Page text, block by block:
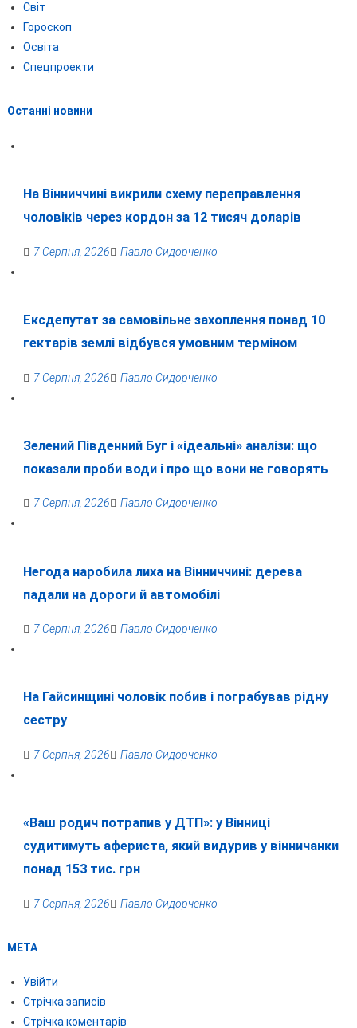
Світ
Гороскоп
Освіта
Спецпроекти
Останні новини
На Вінниччині викрили схему переправлення
чоловіків через кордон за 12 тисяч доларів
7 Серпня, 2026 Павло Сидорченко
Ексдепутат за самовільне захоплення понад 10
гектарів землі відбувся умовним терміном
7 Серпня, 2026 Павло Сидорченко
Зелений Південний Буг і «ідеальні» аналізи: що
показали проби води і про що вони не говорять
7 Серпня, 2026 Павло Сидорченко
Негода наробила лиха на Вінниччині: дерева
падали на дороги й автомобілі
7 Серпня, 2026 Павло Сидорченко
На Гайсинщині чоловік побив і пограбував рідну
сестру
7 Серпня, 2026 Павло Сидорченко
«Ваш родич потрапив у ДТП»: у Вінниці
судитимуть афериста, який видурив у вінничанки
понад 153 тис. грн
7 Серпня, 2026 Павло Сидорченко
МЕТА
Увійти
Стрічка записів
Стрічка коментарів